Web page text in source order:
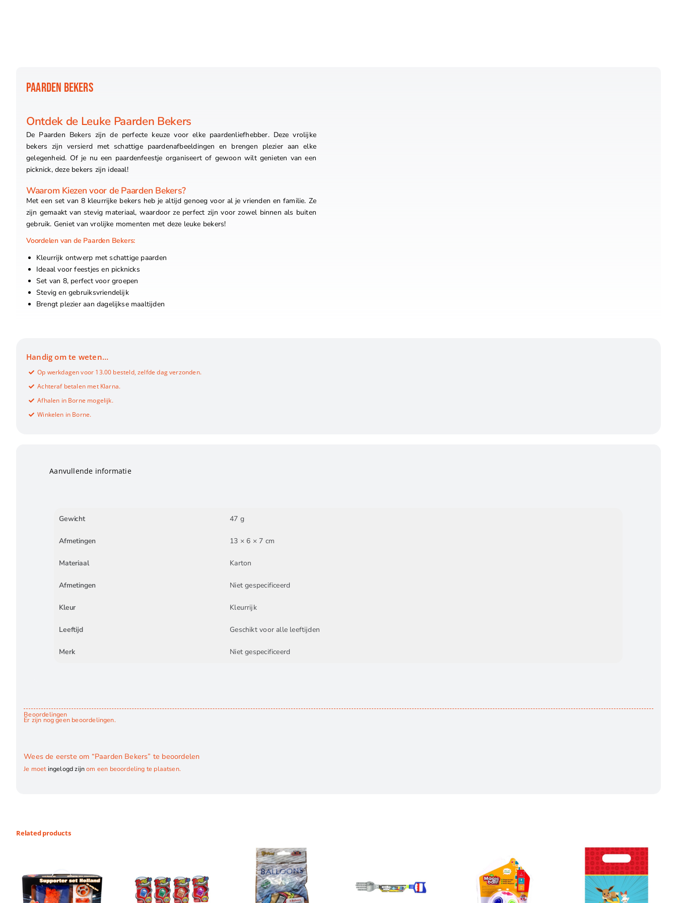
PAARDEN BEKERS
Ontdek de Leuke Paarden Bekers
De Paarden Bekers zijn de perfecte keuze voor elke paardenliefhebber. Deze vrolijke
bekers zijn versierd met schattige paardenafbeeldingen en brengen plezier aan elke
gelegenheid. Of je nu een paardenfeestje organiseert of gewoon wilt genieten van een
picknick, deze bekers zijn ideaal!
Waarom Kiezen voor de Paarden Bekers?
Met een set van 8 kleurrijke bekers heb je altijd genoeg voor al je vrienden en familie. Ze
zijn gemaakt van stevig materiaal, waardoor ze perfect zijn voor zowel binnen als buiten
gebruik. Geniet van vrolijke momenten met deze leuke bekers!
Voordelen van de Paarden Bekers:
Kleurrijk ontwerp met schattige paarden
Ideaal voor feestjes en picknicks
Set van 8, perfect voor groepen
Stevig en gebruiksvriendelijk
Brengt plezier aan dagelijkse maaltijden
Handig om te weten…
Op werkdagen voor 13.00 besteld, zelfde dag verzonden.
Achteraf betalen met Klarna.
Afhalen in Borne mogelijk.
Winkelen in Borne.
Aanvullende informatie
Gewicht 47 g
Afmetingen 13 × 6 × 7 cm
Materiaal Karton
Afmetingen Niet gespecificeerd
Kleur Kleurrijk
Leeftijd Geschikt voor alle leeftijden
Merk Niet gespecificeerd
Beoordelingen
Er zijn nog geen beoordelingen.
Wees de eerste om “Paarden Bekers” te beoordelen
Je moetingelogd zijnom een beoordeling te plaatsen.
Related products